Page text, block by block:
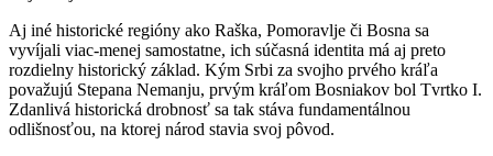
Aj iné historické regióny ako Raška, Pomoravlje či Bosna sa
vyvíjali viac-menej samostatne, ich súčasná identita má aj preto
rozdielny historický základ. Kým Srbi za svojho prvého kráľa
považujú Stepana Nemanju, prvým kráľom Bosniakov bol Tvrtko I.
Zdanlivá historická drobnosť sa tak stáva fundamentálnou
odlišnosťou, na ktorej národ stavia svoj pôvod.